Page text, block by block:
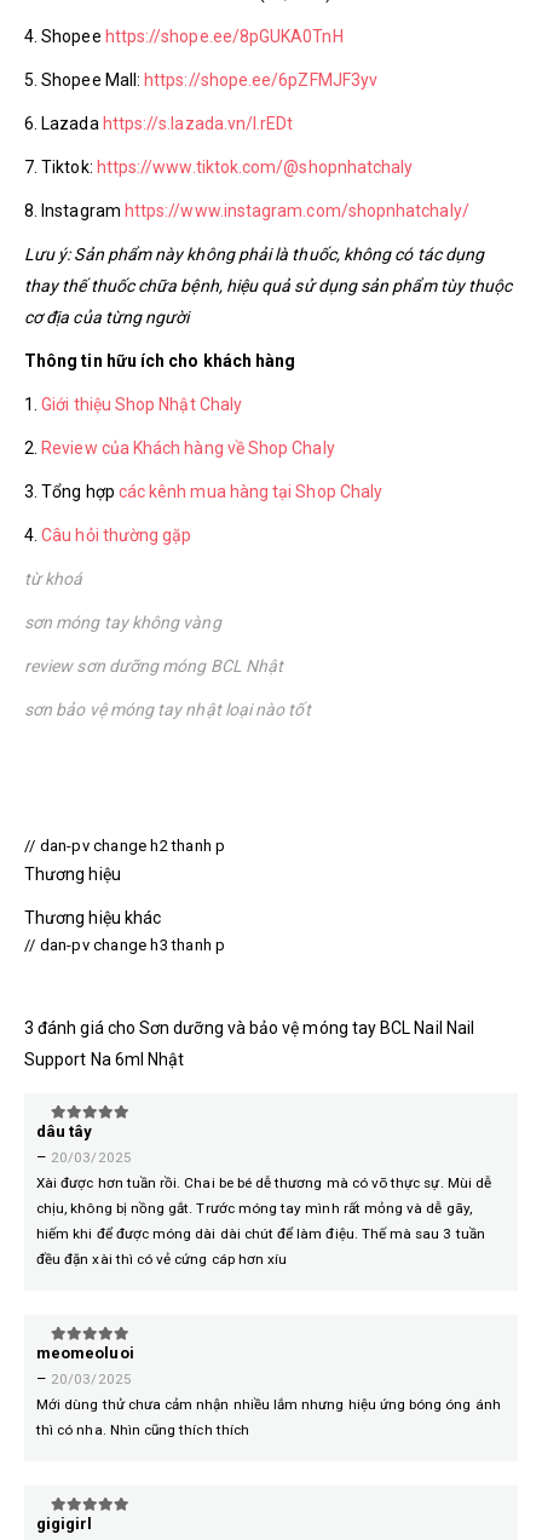
4. Shopee https://shope.ee/8pGUKA0TnH
5. Shopee Mall: https://shope.ee/6pZFMJF3yv
6. Lazada https://s.lazada.vn/l.rEDt
7. Tiktok: https://www.tiktok.com/@shopnhatchaly
8. Instagram https://www.instagram.com/shopnhatchaly/
Lưu ý: Sản phẩm này không phải là thuốc, không có tác dụng
thay thế thuốc chữa bệnh, hiệu quả sử dụng sản phẩm tùy thuộc
cơ địa của từng người
Thông tin hữu ích cho khách hàng
1.Giới thiệu Shop Nhật Chaly
2. Review của Khách hàng về Shop Chaly
3. Tổng hợp các kênh mua hàng tại Shop Chaly
4.Câu hỏi thường gặp
từ khoá
sơn móng tay không vàng
review sơn dưỡng móng BCL Nhật
sơn bảo vệ móng tay nhật loại nào tốt
// dan-pv change h2 thanh p
Thương hiệu
Thương hiệu khác
// dan-pv change h3 thanh p
3 đánh giá choSơn dưỡng và bảo vệ móng tay BCL Nail Nail
Support Na 6ml Nhật
5trên 5
dâu tây
– 20/03/2025
Xài được hơn tuần rồi. Chai be bé dễ thương mà có võ thực sự. Mùi dễ
chịu, không bị nồng gắt. Trước móng tay mình rất mỏng và dễ gãy,
hiếm khi để được móng dài dài chút để làm điệu. Thế mà sau 3 tuần
đều đặn xài thì có vẻ cứng cáp hơn xíu
5trên 5
meomeoluoi
– 20/03/2025
Mới dùng thử chưa cảm nhận nhiều lắm nhưng hiệu ứng bóng óng ánh
thì có nha. Nhìn cũng thích thích
5trên 5
gigigirl